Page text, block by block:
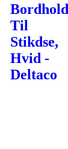
Til
Stikdse,
Hvid -
Deltaco